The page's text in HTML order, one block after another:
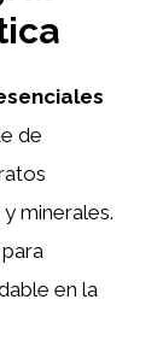
de
minerales.
en la